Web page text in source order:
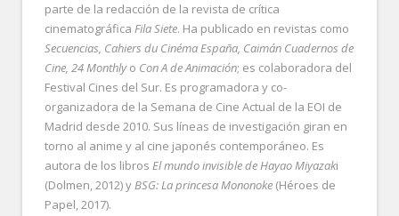
parte de la redacción de la revista de crítica
cinematográfica Fila Siete. Ha publicado en revistas como
Secuencias, Cahiers du Cinéma España, Caimán Cuadernos de
Cine, 24 Monthlyo Con A de Animación; es colaboradora del
Festival Cines del Sur. Es programadora y co-
organizadora de la Semana de Cine Actual de la EOI de
Madrid desde 2010. Sus líneas de investigación giran en
torno al anime y al cine japonés contemporáneo. Es
autora de los libros El mundo invisible de Hayao Miyazaki
(Dolmen, 2012) yBSG: La princesa Mononoke (Héroes de
Papel, 2017).